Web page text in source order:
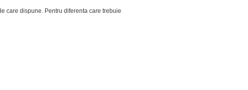
care dispune. Pentru diferenta care trebuie